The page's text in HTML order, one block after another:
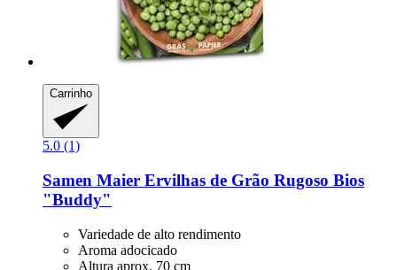
Carrinho
5.0 (1)
Samen Maier Ervilhas de Grão Rugoso Bios
"Buddy"
Variedade de alto rendimento
Aroma adocicado
Altura aprox. 70 cm